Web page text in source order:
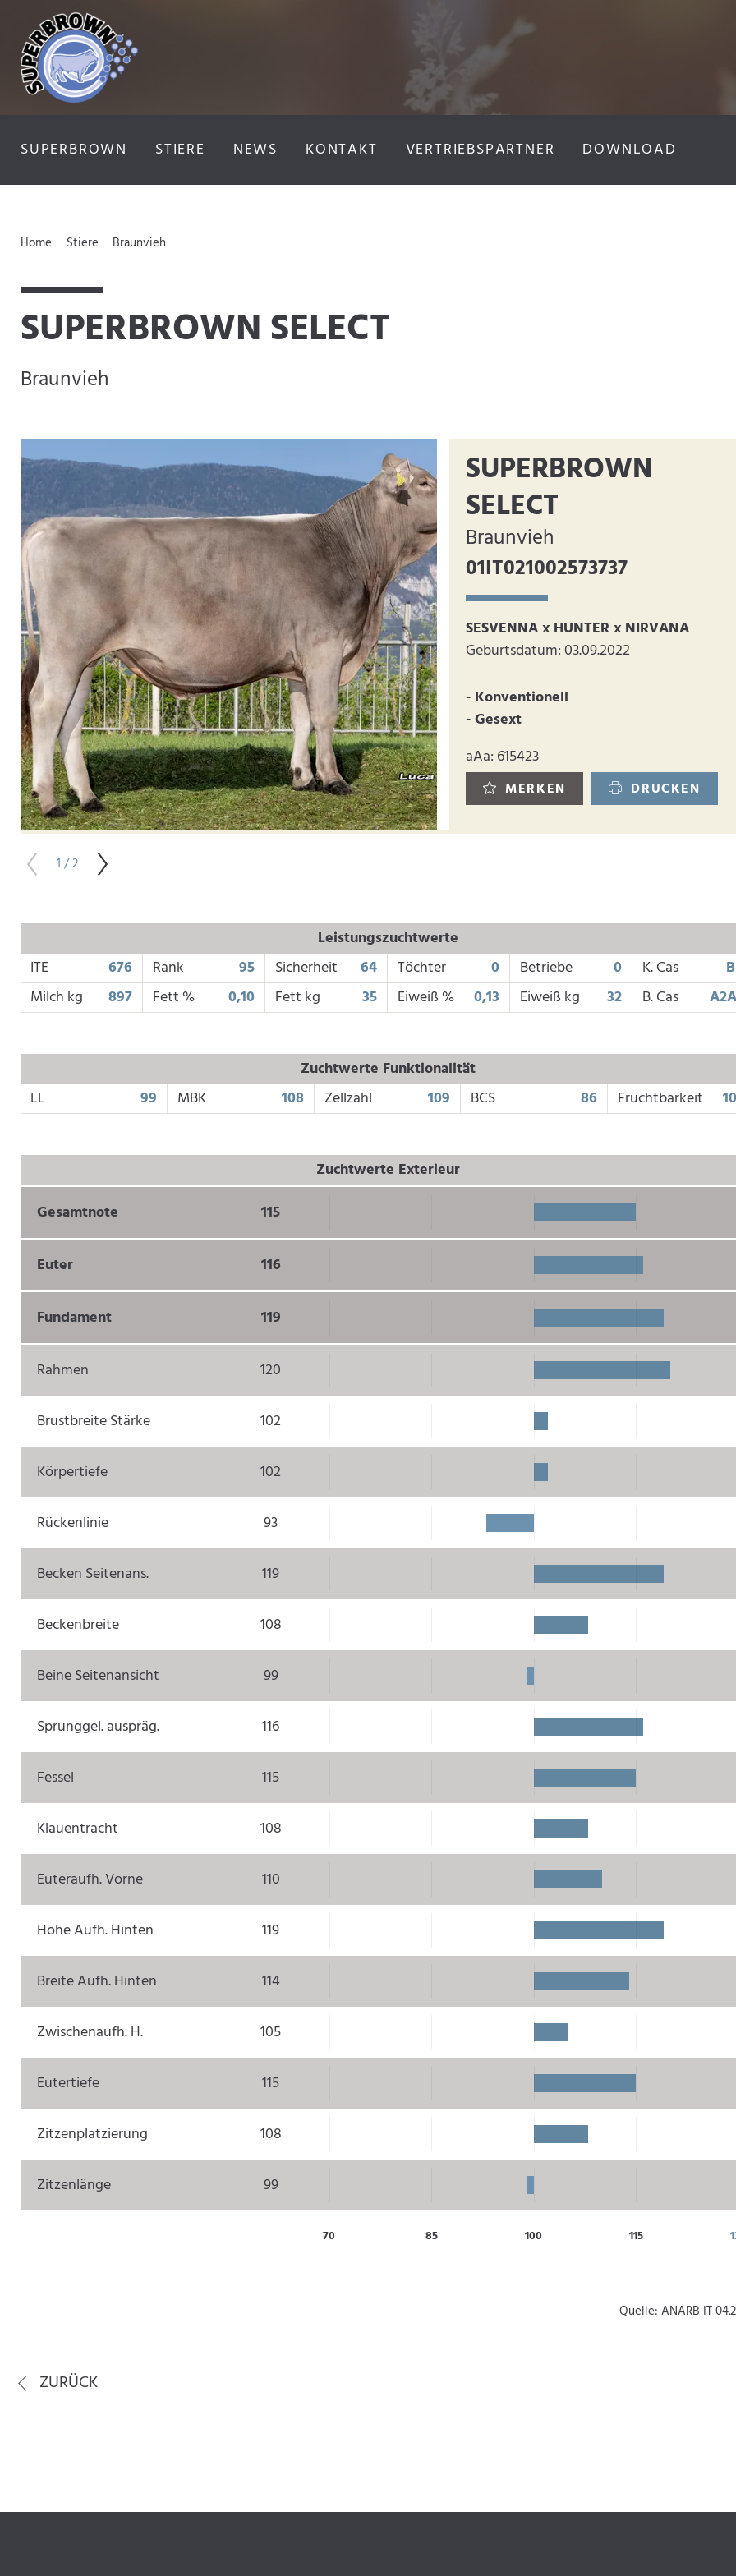
SUPERBROWN STIERE NEWS KONTAKT VERTRIEBSPARTNER DOWNLOAD
Home . Stiere . Braunvieh
SUPERBROWN SELECT
Braunvieh
SUPERBROWN
SELECT
Braunvieh
01IT021002573737
SESVENNA x HUNTER x NIRVANA
Geburtsdatum: 03.09.2022
- Konventionell
- Gesext
aAa: 615423
MERKEN DRUCKEN
1 / 2
Leistungszuchtwerte
ITE
676 Rank 95 Sicherheit 64 Töchter 0 Betriebe 0 K. Cas
Milch kg
897 Fett % 0,10 Fett kg 35 Eiweiß % 0,13 Eiweiß kg 32 B. Cas
Zuchtwerte Funktionalität
LL
99 MBK 108 Zellzahl 109 BCS 86 Fruchtbarkeit
Zuchtwerte Exterieur
Gesamtnote
115
Euter 116
Fundament 119
Rahmen 120
Brustbreite Stärke 102
Körpertiefe 102
Rückenlinie 93
Becken Seitenans. 119
Beckenbreite 108
Beine Seitenansicht 99
Sprunggel. auspräg. 116
Fessel 115
Klauentracht 108
Euteraufh. Vorne 110
Höhe Aufh. Hinten 119
Breite Aufh. Hinten 114
Zwischenaufh. H. 105
Eutertiefe 115
Zitzenplatzierung 108
Zitzenlänge 99
70 85 100 115
Quelle: ANARB IT
ZURÜCK